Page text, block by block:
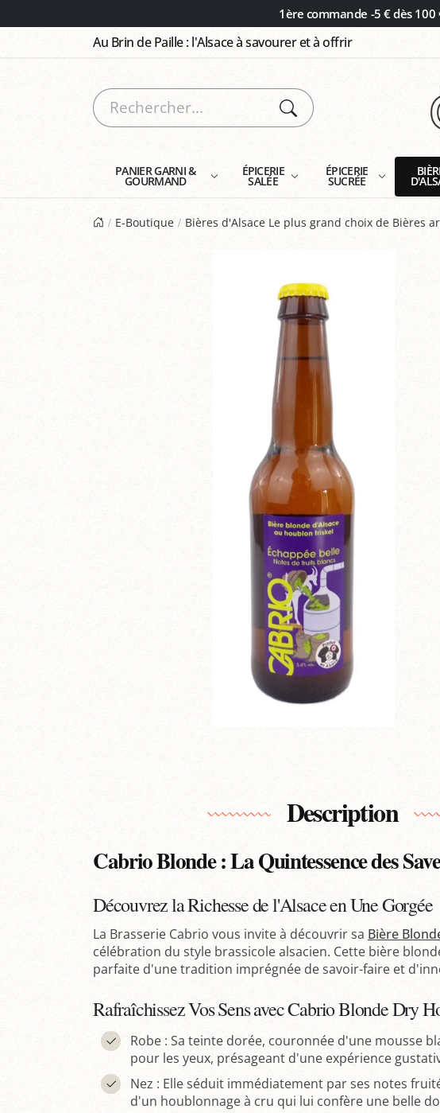
1ère commande -5 € dès 100
Au Brin de Paille : l'Alsace à savourer et à offrir
PANIER GARNI &
GOURMAND
ÉPICERIE
SALÉE
ÉPICERIE
SUCRÉE
E-Boutique Bières d'Alsace Le plus grand choix de Bières
Description
Cabrio Blonde : La Quintessence des
Découvrez la Richesse de l'Alsace en Une Gorgée
La Brasserie Cabrio vous invite à découvrir sa Bière
célébration du style brassicole alsacien. Cette bière
parfaite d'une tradition imprégnée de savoir-faire et
Rafraîchissez Vos Sens avec Cabrio Blonde Dry
Robe : Sa teinte dorée, couronnée d'une mousse
pour les yeux, présageant d'une expérience
Nez : Elle séduit immédiatement par ses notes
d'un houblonnage à cru qui lui confère une belle